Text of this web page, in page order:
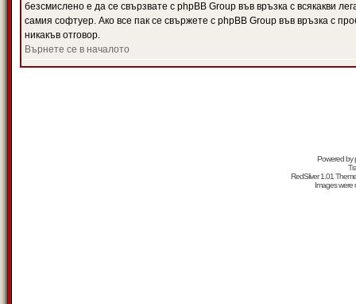
безсмислено е да се свързвате с phpBB Group във връзка с всякакви
самия софтуер. Ако все пак се свържете с phpBB Group във връзка с
никакъв отговор.
Върнете се в началото
Powered by
RedSilver 1.01
Images were